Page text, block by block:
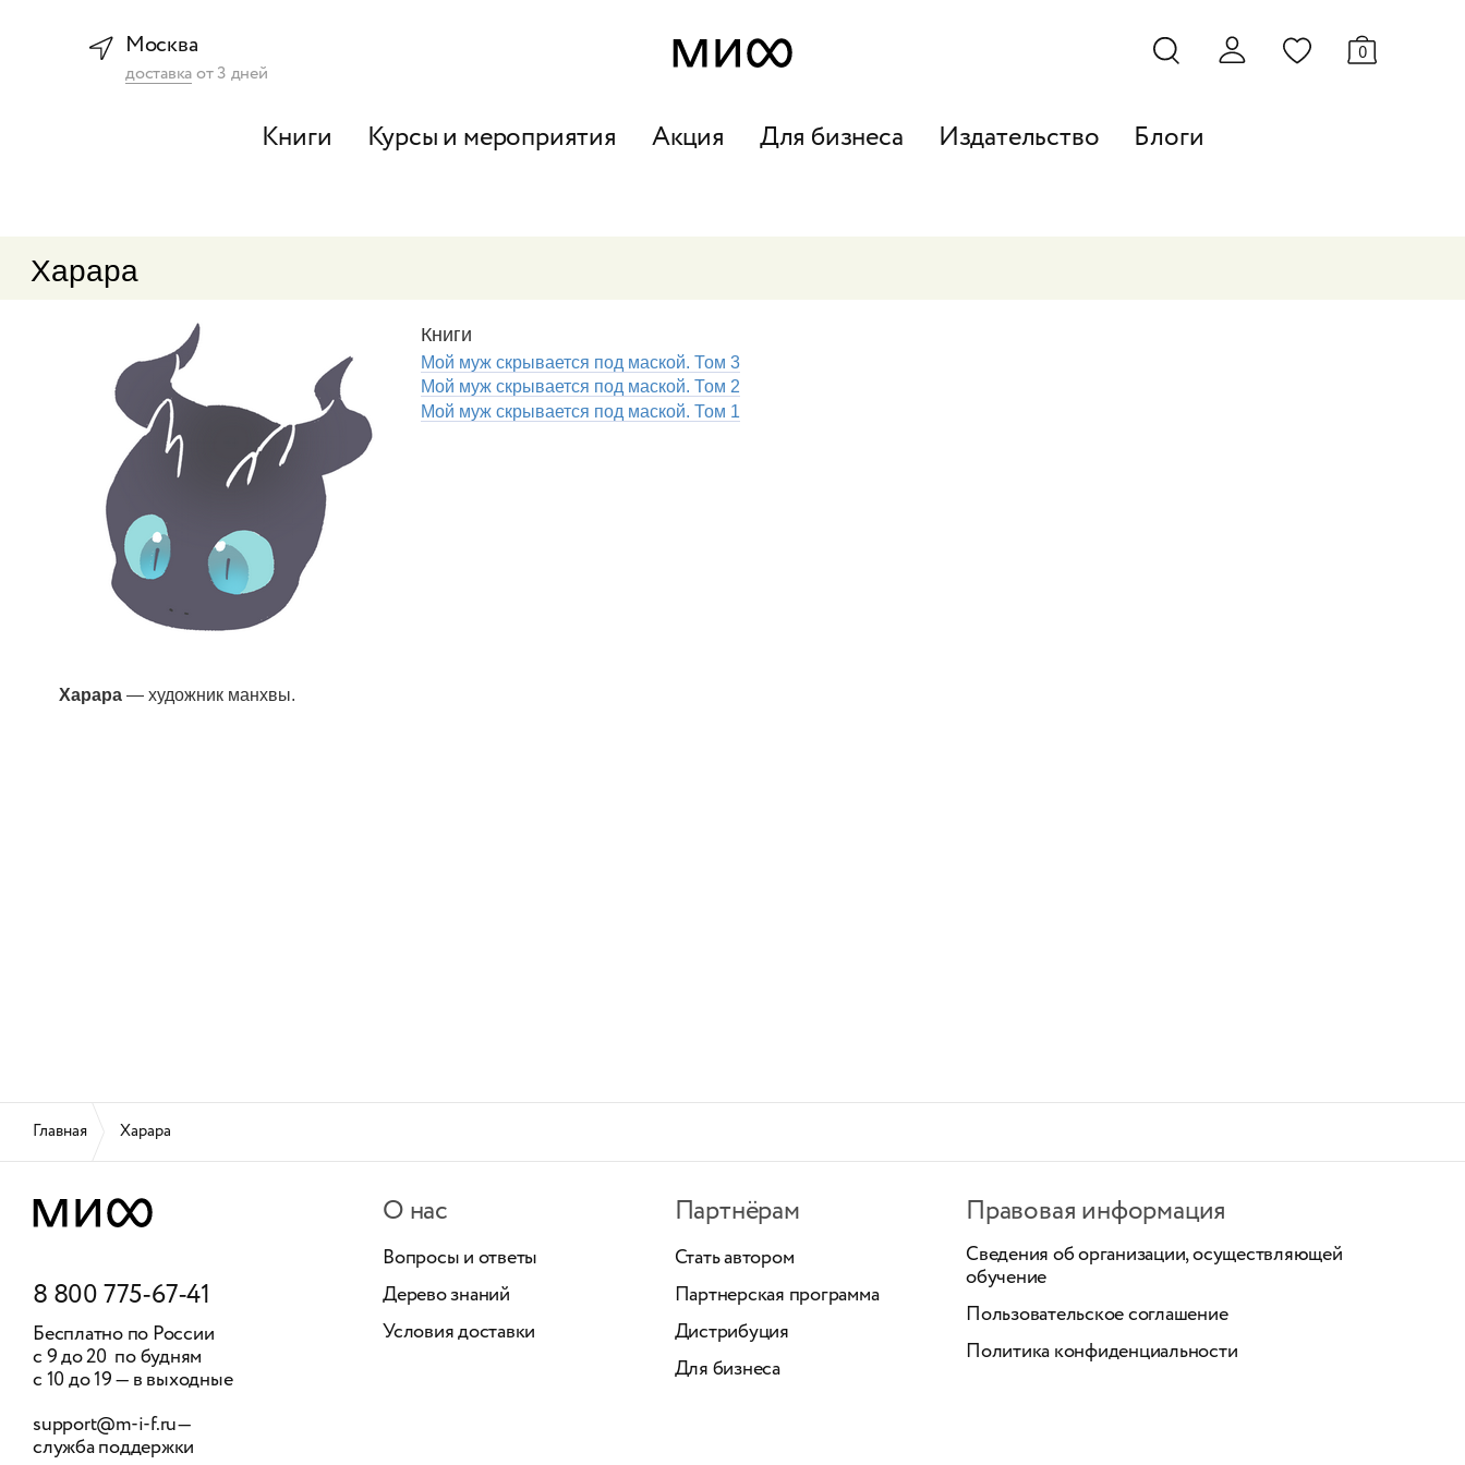
Москва
доставкаот3 дней
0
Книги Курсы и мероприятия Акция Для бизнеса Издательство Блоги
Харара
Книги
Мой муж скрывается под маской. Том 3
Мой муж скрывается под маской. Том 2
Мой муж скрывается под маской. Том 1
Харара — художник манхвы.
Главная Харара
8 800 775-67-41
Бесплатно по России
с 9 до 20 по будням
с 10 до 19 — в выходные
support@m-i-f.ru—
служба поддержки
О нас
Вопросы и ответы
Дерево знаний
Условия доставки
Партнёрам
Стать автором
Партнерская программа
Дистрибуция
Для бизнеса
Правовая информация
Сведения об организации, осуществляющей
обучение
Пользовательское соглашение
Политика конфиденциальности